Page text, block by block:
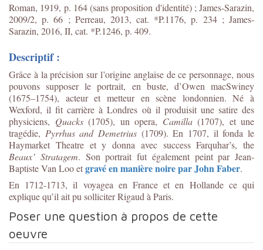
Roman, 1919, p. 164 (sans proposition d'identité) ; James-Sarazin,
2009/2, p. 66 ; Perreau, 2013, cat. *P.1176, p. 234 ; James-
Sarazin, 2016, II, cat. *P.1246, p. 409.
Descriptif :
Grâce à la précision sur l’origine anglaise de ce personnage, nous
pouvons supposer le portrait, en buste, d’Owen macSwiney
(1675–1754), acteur et metteur en scène londonnien. Né à
Wexford, il fit carrière à Londres où il produisit une satire des
physiciens, Quacks(1705), un opera, Camilla(1707), et une
tragédie, Pyrrhus and Demetrius (1709). En 1707, il fonda le
Haymarket Theatre et y donna avec success Farquhar’s, the
Beaux’ Stratagem. Son portrait fut également peint par Jean-
Baptiste Van Loo etgravé en manière noire par John Faber.
En 1712-1713, il voyagea en France et en Hollande ce qui
explique qu’il ait pu solliciter Rigaud à Paris.
Poser une question à propos de cette
oeuvre